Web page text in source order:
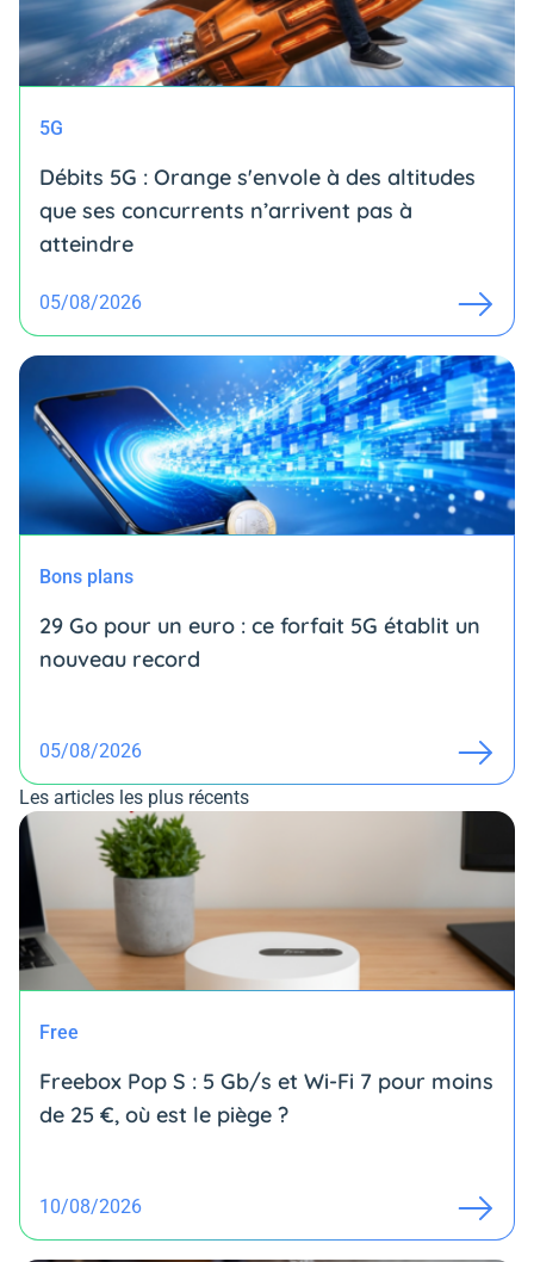
5G
Débits 5G : Orange s'envole à des altitudes
que ses concurrents n’arrivent pas à
atteindre
05/08/2026
Bons plans
29 Go pour un euro : ce forfait 5G établit un
nouveau record
05/08/2026
Les articles les plus récents
Free
Freebox Pop S : 5 Gb/s et Wi-Fi 7 pour moins
de 25 €, où est le piège ?
10/08/2026